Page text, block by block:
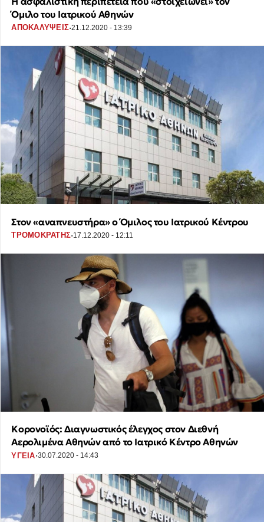
Όμιλο του Ιατρικού Αθηνών
ΑΠΟΚΑΛΥΨΕΙΣ·21.12.2020 - 13:39
Στον «αναπνευστήρα» ο Όμιλος του Iατρικού Kέντρου
ΤΡΟΜΟΚΡΑΤΗΣ·17.12.2020 - 12:11
Κορονοϊός: Διαγνωστικός έλεγχος στον Διεθνή
Αερολιμένα Αθηνών από το Ιατρικό Κέντρο Αθηνών
ΥΓΕΙΑ·30.07.2020 - 14:43